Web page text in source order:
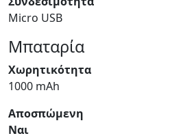
Micro USB
Μπαταρία
Χωρητικότητα
1000 mAh
Αποσπώμενη
Ναι